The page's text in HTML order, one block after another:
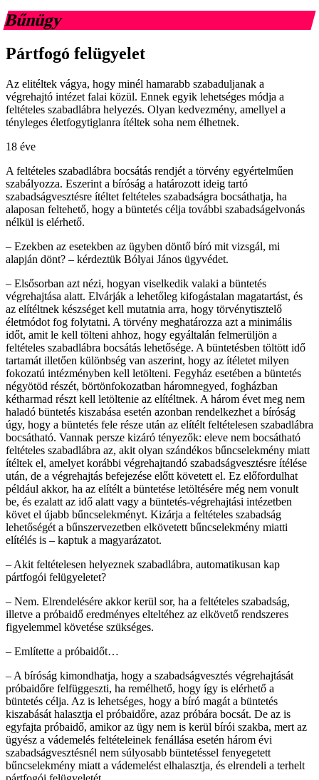
Bűnügy
Pártfogó felügyelet
Az elitéltek vágya, hogy minél hamarabb szabaduljanak a
végrehajtó intézet falai közül. Ennek egyik lehetséges módja a
feltételes szabadlábra helyezés. Olyan kedvezmény, amellyel a
tényleges életfogytiglanra ítéltek soha nem élhetnek.
18 éve
A feltételes szabadlábra bocsátás rendjét a törvény egyértelműen
szabályozza. Eszerint a bíróság a határozott ideig tartó
szabadságvesztésre ítéltet feltételes szabadságra bocsáthatja, ha
alaposan feltehető, hogy a büntetés célja további szabadságelvonás
nélkül is elérhető.
– Ezekben az esetekben az ügyben döntő bíró mit vizsgál, mi
alapján dönt? – kérdeztük Bólyai János ügyvédet.
– Elsősorban azt nézi, hogyan viselkedik valaki a büntetés
végrehajtása alatt. Elvárják a lehetőleg kifogástalan magatartást, és
az elítéltnek készséget kell mutatnia arra, hogy törvénytisztelő
életmódot fog folytatni. A törvény meghatározza azt a minimális
időt, amit le kell tölteni ahhoz, hogy egyáltalán felmerüljön a
feltételes szabadlábra bocsátás lehetősége. A büntetésben töltött idő
tartamát illetően különbség van aszerint, hogy az ítéletet milyen
fokozatú intézményben kell letölteni. Fegyház esetében a büntetés
négyötöd részét, börtönfokozatban háromnegyed, fogházban
kétharmad részt kell letöltenie az elítéltnek. A három évet meg nem
haladó büntetés kiszabása esetén azonban rendelkezhet a bíróság
úgy, hogy a büntetés fele része után az elítélt feltételesen szabadlábra
bocsátható. Vannak persze kizáró tényezők: eleve nem bocsátható
feltételes szabadlábra az, akit olyan szándékos bűncselekmény miatt
ítéltek el, amelyet korábbi végrehajtandó szabadságvesztésre ítélése
után, de a végrehajtás befejezése előtt követett el. Ez előfordulhat
például akkor, ha az elítélt a büntetése letöltésére még nem vonult
be, és ezalatt az idő alatt vagy a büntetés-végrehajtási intézetben
követ el újabb bűncselekményt. Kizárja a feltételes szabadság
lehetőségét a bűnszervezetben elkövetett bűncselekmény miatti
elítélés is – kaptuk a magyarázatot.
– Akit feltételesen helyeznek szabadlábra, automatikusan kap
pártfogói felügyeletet?
– Nem. Elrendelésére akkor kerül sor, ha a feltételes szabadság,
illetve a próbaidő eredményes elteltéhez az elkövető rendszeres
figyelemmel követése szükséges.
– Említette a próbaidőt…
– A bíróság kimondhatja, hogy a szabadságvesztés végrehajtását
próbaidőre felfüggeszti, ha remélhető, hogy így is elérhető a
büntetés célja. Az is lehetséges, hogy a bíró magát a büntetés
kiszabását halasztja el próbaidőre, azaz próbára bocsát. De az is
egyfajta próbaidő, amikor az ügy nem is kerül bírói szakba, mert az
ügyész a vádemelés feltételeinek fenállása esetén három évi
szabadságvesztésnél nem súlyosabb büntetéssel fenyegetett
bűncselekmény miatt a vádemelést elhalasztja, és elrendeli a terhelt